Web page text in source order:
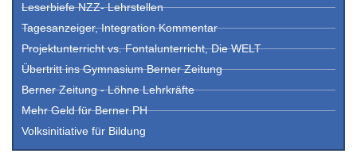
Leserbiefe NZZ- Lehrstellen
Tagesanzeiger, Integration Kommentar
Projektunterricht vs. Fontalunterricht, Die WELT
Übertritt ins Gymnasium Berner Zeitung
Berner Zeitung - Löhne Lehrkräfte
Mehr Geld für Berner PH
Volksinitiative für Bildung